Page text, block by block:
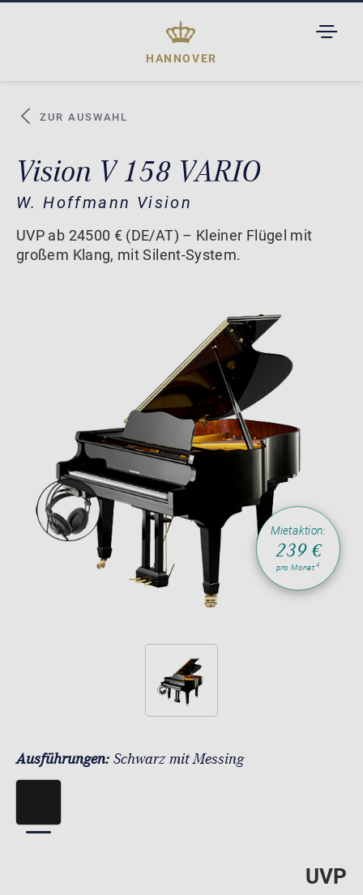
HANNOVER
ZUR AUSWAHL
Vision V 158 VARIO
W. Hoffmann Vision
UVP ab 24500 € (DE/AT) – Kleiner Flügel mit
großem Klang, mit Silent-System.
Mietaktion:
239 €
pro Monat4
Ausführungen: Schwarz mit Messing
UVP